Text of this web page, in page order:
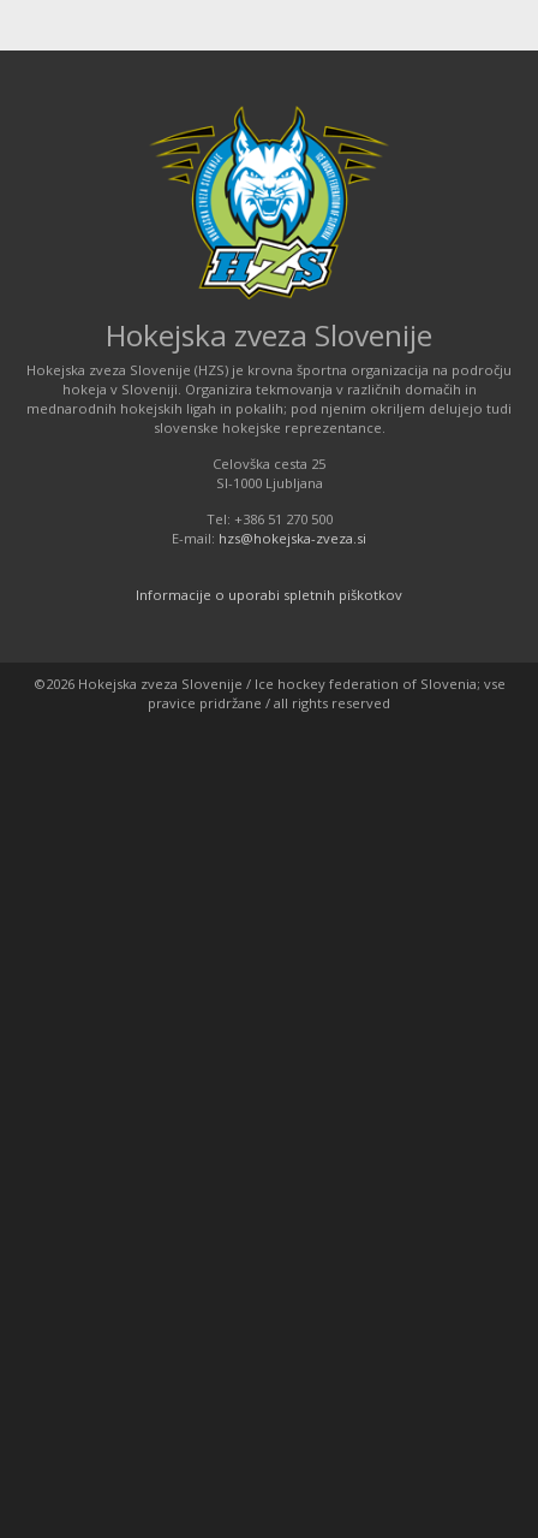
Hokejska zveza Slovenije
Hokejska zveza Slovenije (HZS) je krovna športna organizacija na področju
hokeja v Sloveniji. Organizira tekmovanja v različnih domačih in
mednarodnih hokejskih ligah in pokalih; pod njenim okriljem delujejo tudi
slovenske hokejske reprezentance.
Celovška cesta 25
SI-1000 Ljubljana
Tel: +386 51 270 500
E-mail: hzs@hokejska-zveza.si
Informacije o uporabi spletnih piškotkov
©2026 Hokejska zveza Slovenije / Ice hockey federation of Slovenia; vse
pravice pridržane / all rights reserved